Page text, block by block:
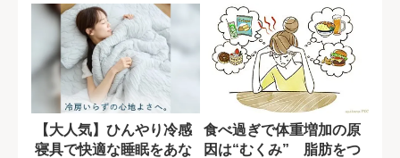
【大人気】ひんやり冷感
寝具で快適な睡眠をあな
食べ過ぎで体重増加の原
因は“むくみ” 脂肪をつ